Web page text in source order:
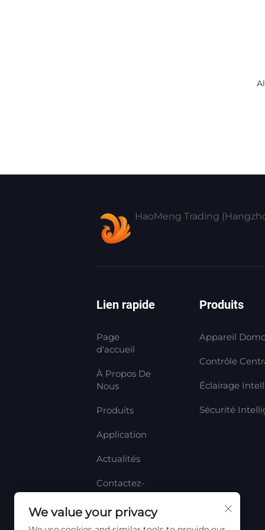
HaoMeng Trading
Lien rapide
Page
d'accueil
À Propos De
Nous
Produits
Application
Actualités
Contactez-
Nous
Produits
Appareil
Contrôle
Éclairage
Sécurité
We value your privacy